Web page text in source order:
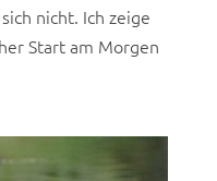
nicht. Ich zeige
Start am Morgen